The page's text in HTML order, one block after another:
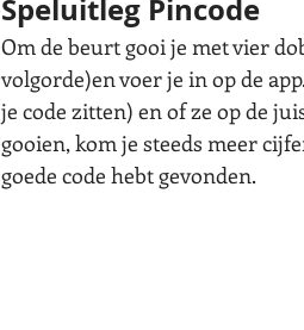
Speluitleg Pincode
Om de beurt gooi je met vier
volgorde)en voer je in op de
je code zitten) en of ze op de
gooien, kom je steeds meer
goede code hebt gevonden.